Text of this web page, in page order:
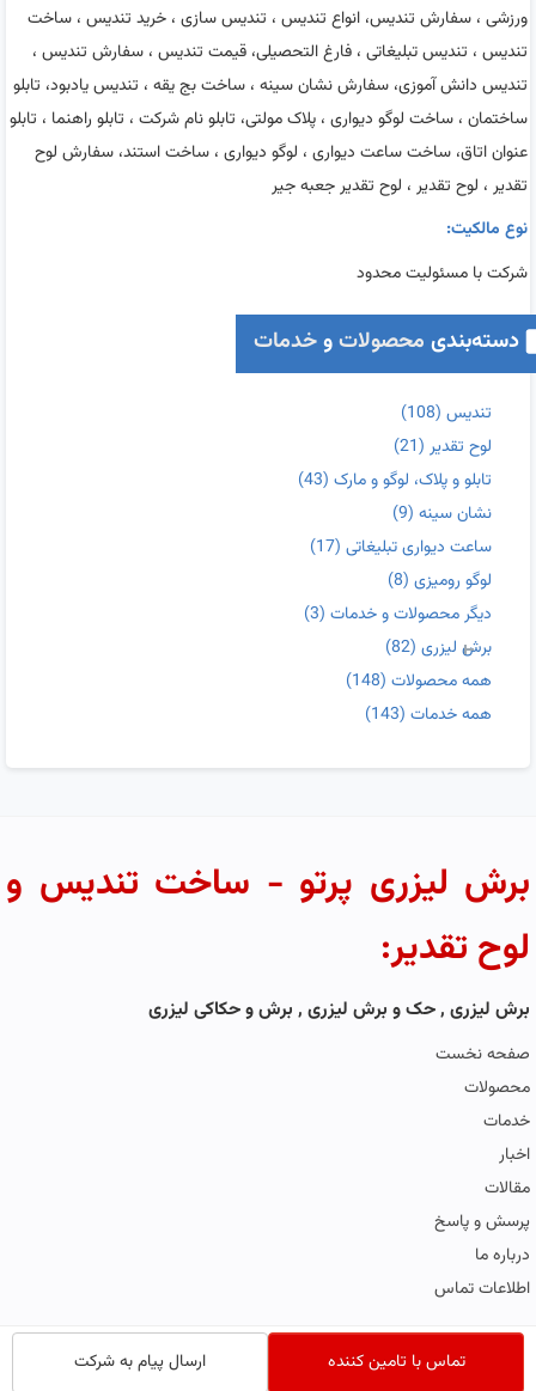
تماس با تامین کننده ارسال پیام به شرکت
ورزشی ، سفارش تندیس، انواع تندیس ، تندیس سازی ، خرید تندیس ، ساخت
تندیس ، تندیس تبلیغاتی ، فارغ التحصیلی، قیمت تندیس ، سفارش تندیس ،
تندیس دانش آموزی، سفارش نشان سینه ، ساخت بج یقه ، تندیس یادبود، تابلو
ساختمان ، ساخت لوگو دیواری ، پلاک مولتی، تابلو نام شرکت ، تابلو راهنما ، تابلو
عنوان اتاق، ساخت ساعت دیواری ، لوگو دیواری ، ساخت استند، سفارش لوح
تقدیر ، لوح تقدیر ، لوح تقدیر جعبه جیر
نوع مالکیت:
شرکت با مسئولیت محدود
دسته‌بندی محصولاتوخدمات
تندیس (108)
لوح تقدیر (21)
تابلو و پلاک، لوگو و مارک (43)
نشان سینه (9)
ساعت دیواری تبلیغاتی (17)
لوگو رومیزی (8)
دیگر محصولات و خدمات (3)
برش لیزری (82)
همه محصولات (148)
همه خدمات (143)
برش لیزری پرتو - ساخت تندیس و
لوح تقدیر:
برش لیزری , حک و برش لیزری , برش و حکاکی لیزری
صفحه نخست
محصولات
خدمات
اخبار
مقالات
پرسش و پاسخ
درباره ما
اطلاعات تماس
Powered by parscenter.com